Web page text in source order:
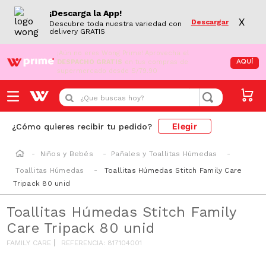
¡Descarga la App!
Descubre toda nuestra variedad con
delivery GRATIS
Descargar X
¡Aún no eres Wong Prime! Aprovecha el
DESPACHO GRATIS en tus compras de
supermercado desde S/79.90
AQUÍ
¿Que buscas hoy?
¿Cómo quieres recibir tu pedido? Elegir
Niños y Bebés
Pañales y Toallitas Húmedas
Toallitas Húmedas
Toallitas Húmedas Stitch Family Care
Tripack 80 unid
Toallitas Húmedas Stitch Family
Care Tripack 80 unid
FAMILY CARE REFERENCIA: 817104001